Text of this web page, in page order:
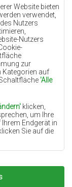
Website bieten
verwendet,
Nutzers
Nutzers
zur
Kategorien auf
'Alle
klicken,
um Ihre
Endgerät in
Sie auf die
Interesse des
in Form der
unserer
Alle Rechte